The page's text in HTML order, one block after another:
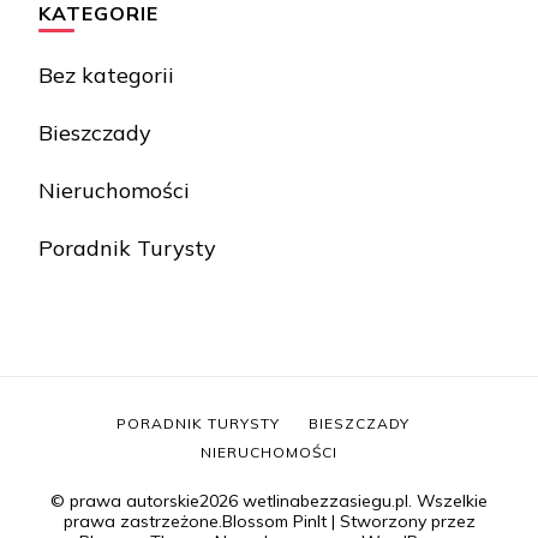
KATEGORIE
Bez kategorii
Bieszczady
Nieruchomości
Poradnik Turysty
© prawa autorskie2026 wetlinabezzasiegu.pl. Wszelkie
prawa zastrzeżone.Blossom PinIt | Stworzony przez
PORADNIK TURYSTY
BIESZCZADY
NIERUCHOMOŚCI